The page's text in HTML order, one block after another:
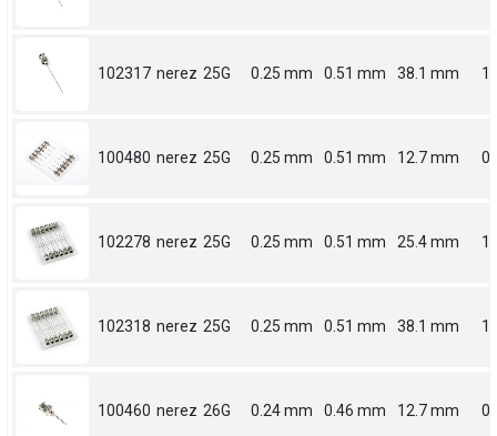
102317 nerez 25G 0.25 mm 0.51 mm 38.1 mm
100480 nerez 25G 0.25 mm 0.51 mm 12.7 mm
102278 nerez 25G 0.25 mm 0.51 mm 25.4 mm 1
102318 nerez 25G 0.25 mm 0.51 mm 38.1 mm
100460 nerez 26G 0.24 mm 0.46 mm 12.7 mm